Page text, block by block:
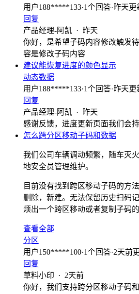
用户188*****133·1个回答·昨天更
回复
产品经理-阿凯 ·
昨天
你好，是希望子码内容修改触发
容是修改子码内容
建议能恢复进度的颜色显示
动态数据
用户188*****133·1个回答·昨天更
回复
产品经理-阿凯 ·
昨天
感谢反馈，进度更新页面我们会
怎么跨分区移动子码和数据
我们公司车辆调动频繁，随车灭
地安全员管理维护。
目前没有找到跨区移动子码的方
删除，新建。无法保留历史扫码
烦出一个跨区移动或者复制子码
查看全部
分区
用户150*****100·1个回答·2天前
回复
草料小印 · 2天前
你好，我们支持跨分区移动子码